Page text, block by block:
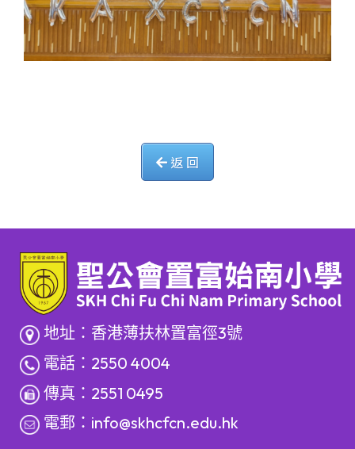
返 回
地址：香港薄扶林置富徑3號
電話：2550 4004
傳真：2551 0495
電郵： info@skhcfcn.edu.hk